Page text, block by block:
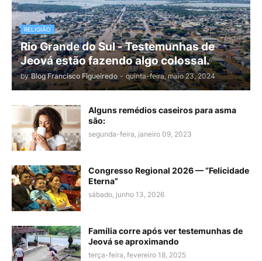
RELIGIÃO
Rio Grande do Sul - Testemunhas de
Jeová estão fazendo algo colossal.
by Blog Francisco Figueiredo - quinta-feira, maio 23, 2024
Alguns remédios caseiros para asma
são:
segunda-feira, janeiro 09, 2023
Congresso Regional 2026 — “Felicidade
Eterna”
sábado, junho 13, 2026
Família corre após ver testemunhas de
Jeová se aproximando
terça-feira, fevereiro 18, 2025